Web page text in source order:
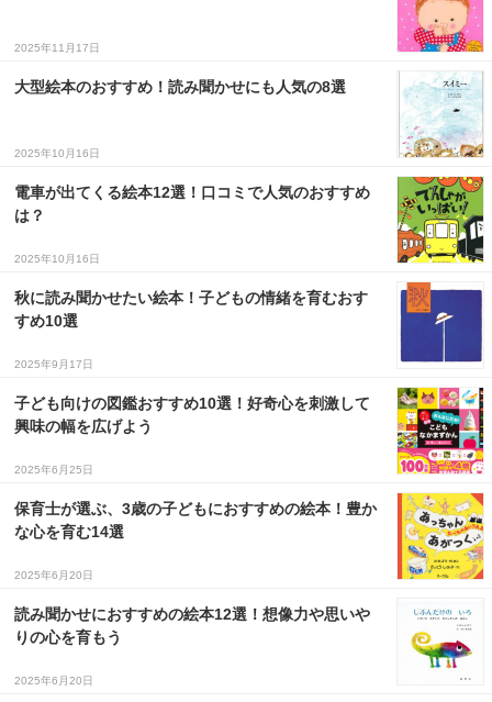
2025年11月17日
大型絵本のおすすめ！読み聞かせにも人気の8選
2025年10月16日
電車が出てくる絵本12選！口コミで人気のおすすめ
は？
2025年10月16日
秋に読み聞かせたい絵本！子どもの情緒を育むおす
すめ10選
2025年9月17日
子ども向けの図鑑おすすめ10選！好奇心を刺激して
興味の幅を広げよう
2025年6月25日
保育士が選ぶ、3歳の子どもにおすすめの絵本！豊か
な心を育む14選
2025年6月20日
読み聞かせにおすすめの絵本12選！想像力や思いや
りの心を育もう
2025年6月20日